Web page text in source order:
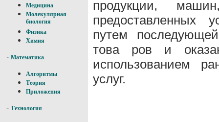
Медицина
Молекулярная
биология
Физика
Химия
- Математика
Алгоритмы
Теория
Приложения
- Технология
продукции,
предоставленных
путем
това ров и
использованием
услуг.